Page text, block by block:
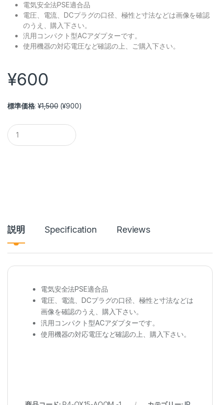
電気安全法PSE適合品
電圧、電流、DCプラグの口径、極性と寸法などは画像を確認
のうえ、購入下さい。
汎用コンパクト型ACアダプターです。
使用機器の対応電圧など確認の上、ご購入下さい。
¥600
標準価格:¥1,500(¥900)
電源アダプター -S2P/S4P/S4G/VH03/VH05対応- quantity
説明 Specification Reviews
電気安全法PSE適合品
電圧、電流、DCプラグの口径、極性と寸法などは
画像を確認のうえ、購入下さい。
汎用コンパクト型ACアダプターです。
使用機器の対応電圧など確認の上、購入下さい。